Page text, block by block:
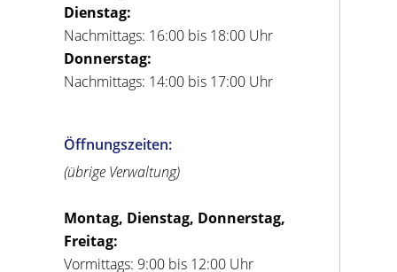
Dienstag:
Nachmittags: 16:00 bis 18:00 Uhr
Donnerstag:
Nachmittags: 14:00 bis 17:00 Uhr
Öffnungszeiten:
(übrige Verwaltung)
Montag, Dienstag, Donnerstag,
Freitag:
Vormittags: 9:00 bis 12:00 Uhr